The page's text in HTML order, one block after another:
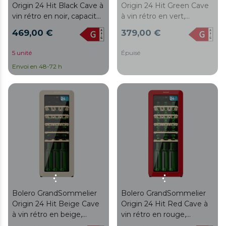
Origin 24 Hit Black Cave à
vin rétro en noir, capacité
contrôle électronique de
5 ºC à 20 ºC, technologie
bois, éclairage intérieur,
ventilation interne
assistée, 92,8 cm de
hauteur, 36,6 cm de
largeur, 47,6 cm de
profondeur.
469,00 €
5 unité
Envoi en 48-72 h
Origin 24 Hit Green Cave
à vin rétro en vert,
bouteilles, contrôle
électronique de la
température par écran
NoFrost, clayettes en
bois, éclairage intérieur,
ventilation interne
assistée, 92,8 cm de
hauteur, 36,6 cm de
largeur, 47,6 cm de
profondeur.
379,00 €
Épuisé
Bolero GrandSommelier
Origin 24 Hit Beige Cave
à vin rétro en beige,
Bolero GrandSommelier
Origin 24 Hit Red Cave à
vin rétro en rouge,